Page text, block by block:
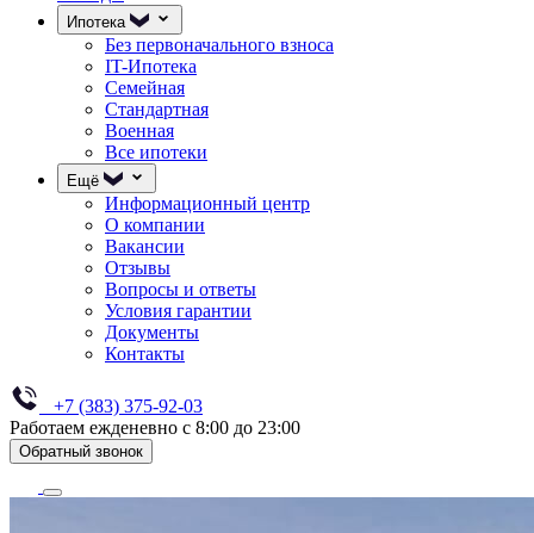
Ипотека
Без первоначального взноса
IT-Ипотека
Семейная
Стандартная
Военная
Все ипотеки
Ещё
Информационный центр
О компании
Вакансии
Отзывы
Вопросы и ответы
Условия гарантии
Документы
Контакты
+7 (383) 375-92-03
Работаем ежденевно с 8:00 до 23:00
Обратный звонок